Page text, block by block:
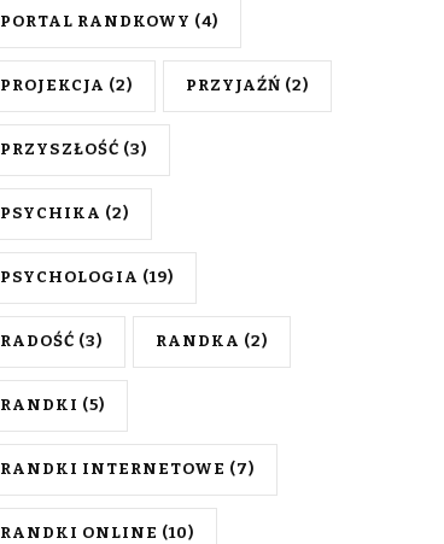
PORTAL RANDKOWY (4)
PROJEKCJA (2) PRZYJAŹŃ (2)
PRZYSZŁOŚĆ (3)
PSYCHIKA (2)
PSYCHOLOGIA (19)
RADOŚĆ (3) RANDKA (2)
RANDKI (5)
RANDKI INTERNETOWE (7)
RANDKI ONLINE (10)